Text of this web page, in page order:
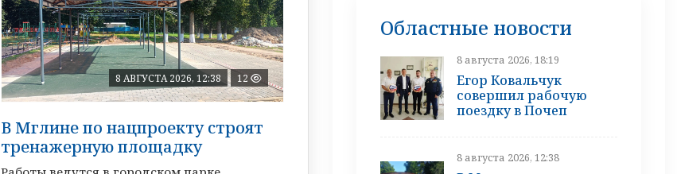
8 АВГУСТА 2026, 12:38 12
В Мглине по нацпроекту строят
тренажерную площадку
Областные новости
8 августа 2026, 18:19
Егор Ковальчук
совершил рабочую
поездку в Почеп
8 августа 2026, 12:38